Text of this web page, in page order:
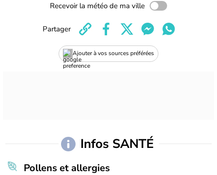
Recevoir la météo de ma ville
Ajouter à vos sources préférées
Partager
Infos SANTÉ
Pollens et allergies